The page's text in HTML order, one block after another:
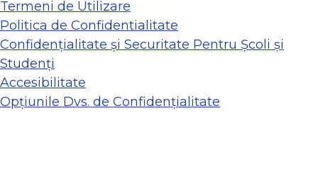
Termeni de Utilizare
Politica de Confidentialitate
Confidențialitate și Securitate Pentru Școli și
Studenți
Accesibilitate
Opțiunile Dvs. de Confidențialitate